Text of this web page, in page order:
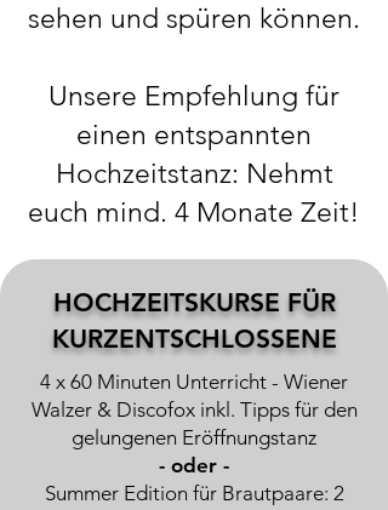
sehen und spüren können.
Unsere Empfehlung für
einen entspannten
Hochzeitstanz: Nehmt
euch mind. 4 Monate Zeit!​​
​...echt jetzt? So lange?
Ja, klar. So lange. Wenn
Ihr schon mal
irgendeinen Sport
gemacht habt, dann
wisst Ihr ja, dass man
HOCHZEITSKURSE FÜR
KURZENTSCHLOSSENE
4 x 60 Minuten Unterricht - Wiener
Walzer & Discofox inkl. Tipps für den
gelungenen Eröffnungstanz
- oder -
Summer Edition für Brautpaare: 2